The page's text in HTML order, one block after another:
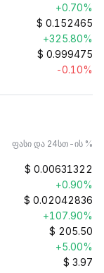
+0.70%
$ 0.152465
+325.80%
$ 0.999475
-0.10%
ფასი და 24სთ-ის %
$ 0.00631322
+0.90%
$ 0.02042836
+107.90%
$ 205.50
+5.00%
$ 3.97